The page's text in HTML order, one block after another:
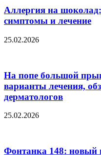
Аллергия на
симптомы и лечение
25.02.2026
На попе большой
варианты лечения,
дерматологов
25.02.2026
Фонтанка 148: новый